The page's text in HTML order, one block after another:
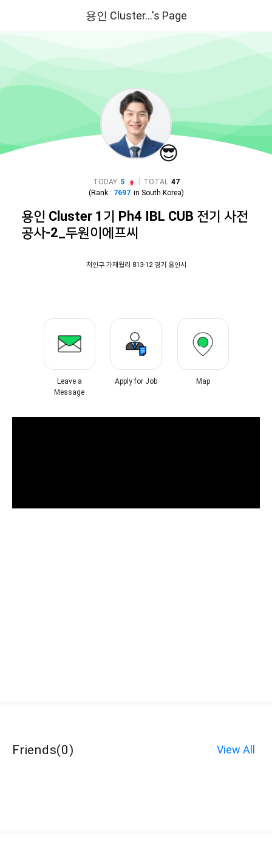
용인 Cluster...'s Page
😎
TODAY 5 TOTAL 47
(Rank : 7697 in South Korea)
용인 Cluster 1기 Ph4 IBL CUB 전기 사전
공사-2_두원이에프씨
처인구 가재월리 813-12 경기 용인시
Leave a
Message
Apply for Job Map
Friends(0) View All